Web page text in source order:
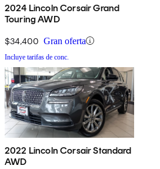
2024 Lincoln Corsair Grand
Touring AWD
$34,400 Gran oferta
Incluye tarifas de conc.
2022 Lincoln Corsair Standard
AWD